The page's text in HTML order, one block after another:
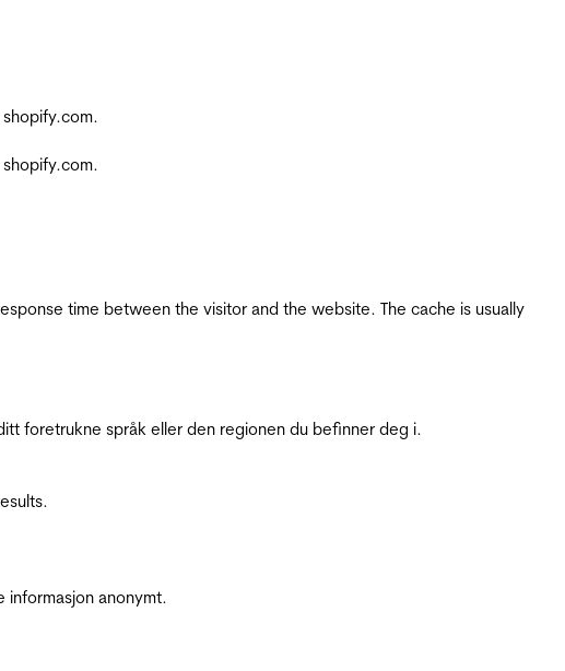
time between the visitor and the website. The cache is usually
foretrukne språk eller den regionen du befinner deg i.
anonymt.